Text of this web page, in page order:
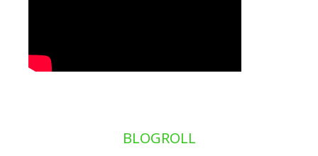
BLOGROLL